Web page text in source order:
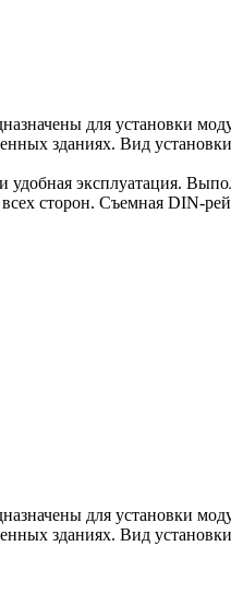
для установки
зданиях. Вид
эксплуатация.
сторон. Съемная DIN-
для установки
зданиях. Вид